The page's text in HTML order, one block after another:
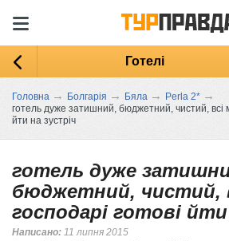
Готелі
Головна → Болгарія → Бяла → Perla 2* →
готель дуже затишний, бюджетний, чистий, всі
йти на зустріч
готель дуже
бюджетний, чистий,
господарі готові
Написано: 11 липня 2015